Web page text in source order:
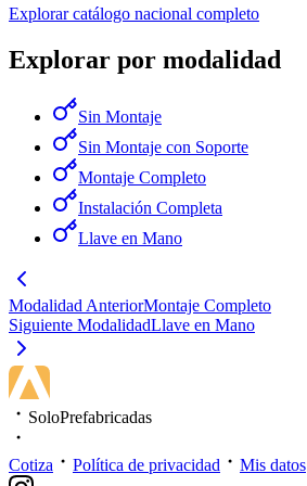
Explorar catálogo nacional completo
Explorar por modalidad
Sin Montaje
Sin Montaje con Soporte
Montaje Completo
Instalación Completa
Llave en Mano
Modalidad AnteriorMontaje Completo
Siguiente ModalidadLlave en Mano
SoloPrefabricadas
Cotiza Política de privacidad Mis datos